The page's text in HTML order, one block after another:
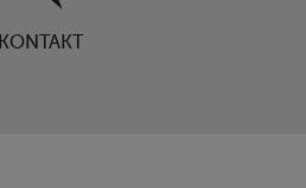
KONTAKT